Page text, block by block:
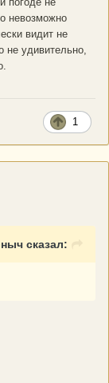
невозможно
видит не
не удивительно,
1
сказал: